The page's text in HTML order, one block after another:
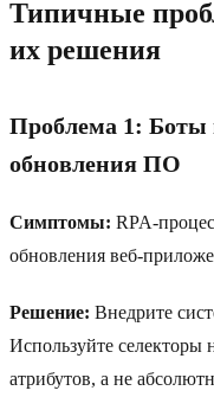
Типичные
их решения
Проблема 1: Боты
обновления ПО
Симптомы: RPA-
обновления веб-
Решение: Внедрите
Используйте селекторы
атрибутов, а не